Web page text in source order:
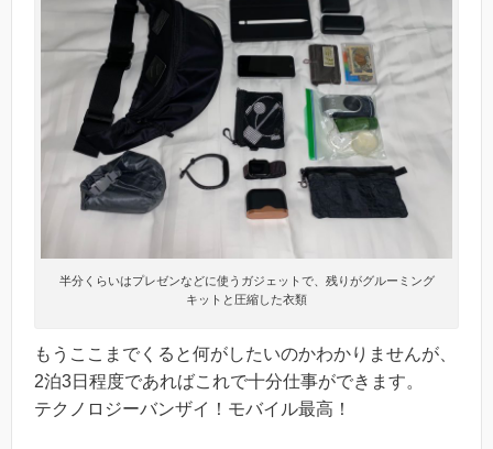
半分くらいはプレゼンなどに使うガジェットで、残りがグルーミング
キットと圧縮した衣類
もうここまでくると何がしたいのかわかりませんが、
2泊3日程度であればこれで十分仕事ができます。
テクノロジーバンザイ！モバイル最高！